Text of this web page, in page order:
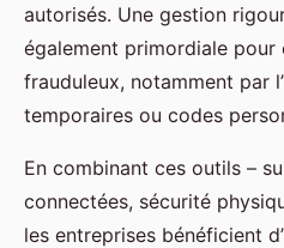
autorisés. Une gestion
également primordiale
frauduleux, notamment par
temporaires ou codes
En combinant ces outils –
connectées, sécurité
les entreprises bénéficient